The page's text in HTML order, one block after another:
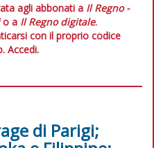
agli abbonati a Il Regno -
o a Il Regno digitale.
con il proprio codice
Accedi.
di Parigi;